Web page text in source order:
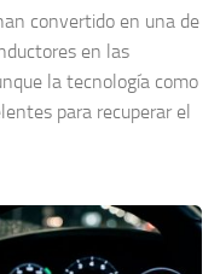
convertido en una de
en las
la tecnología como
para recuperar el